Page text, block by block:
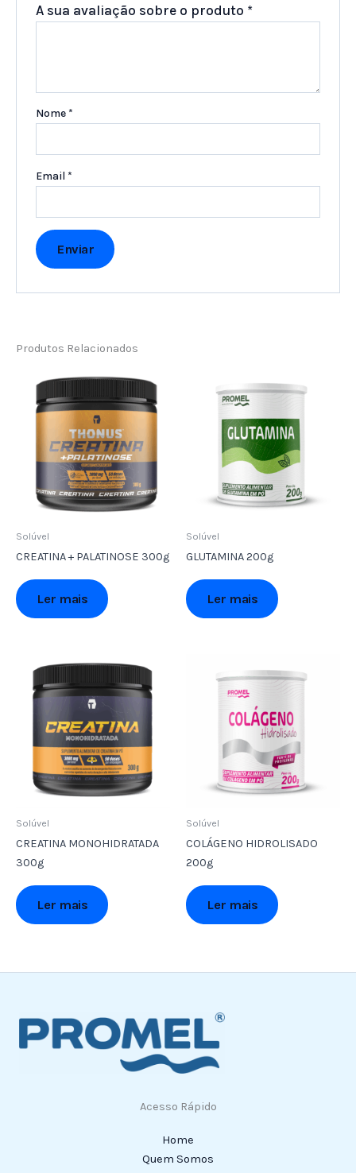
A sua avaliação sobre o produto *
Nome *
Email *
Produtos Relacionados
Solúvel
CREATINA + PALATINOSE 300g
Ler mais
Solúvel
GLUTAMINA 200g
Ler mais
Solúvel
CREATINA MONOHIDRATADA
300g
Ler mais
Solúvel
COLÁGENO HIDROLISADO
200g
Ler mais
Acesso Rápido
Home
Quem Somos